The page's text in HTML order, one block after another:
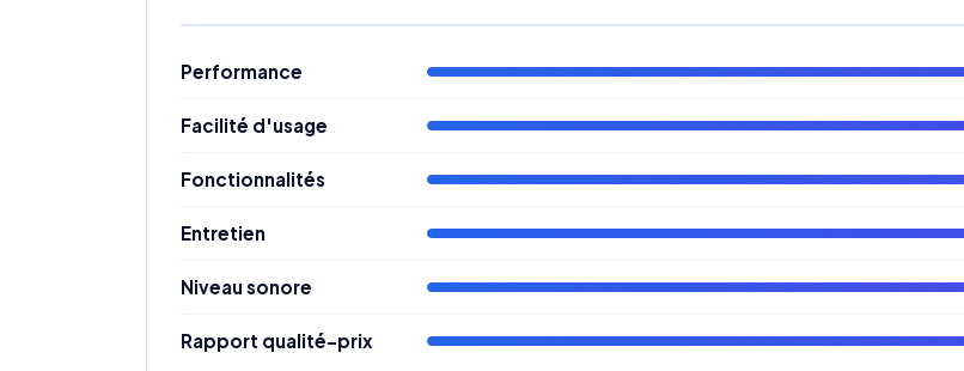
Performance
Facilité d'usage
Fonctionnalités
Entretien
Niveau sonore
Rapport qualité-prix